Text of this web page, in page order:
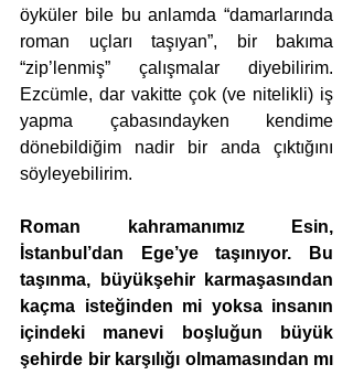
öyküler bile bu anlamda “damarlarında
roman uçları taşıyan”, bir bakıma
“zip’lenmiş” çalışmalar diyebilirim.
Ezcümle, dar vakitte çok (ve nitelikli) iş
yapma çabasındayken kendime
dönebildiğim nadir bir anda çıktığını
söyleyebilirim.
Roman kahramanımız Esin,
İstanbul’dan Ege’ye taşınıyor. Bu
taşınma, büyükşehir karmaşasından
kaçma isteğinden mi yoksa insanın
içindeki manevi boşluğun büyük
şehirde bir karşılığı olmamasından mı